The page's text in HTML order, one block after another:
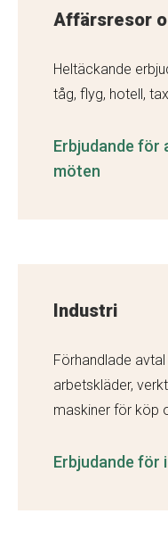
Affärsresor
Heltäckande
tåg, flyg, hotell,
Erbjudande
möten
Industri
Förhandlade
arbetskläder,
maskiner för köp
Erbjudande för